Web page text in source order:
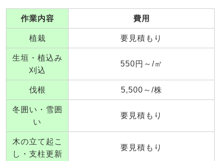
作業内容 費用
植栽 要見積もり
生垣・植込み
刈込
550円～/㎡
伐根 5,500～/株
冬囲い・雪囲
い
要見積もり
木の立て起こ
し・支柱更新
要見積もり